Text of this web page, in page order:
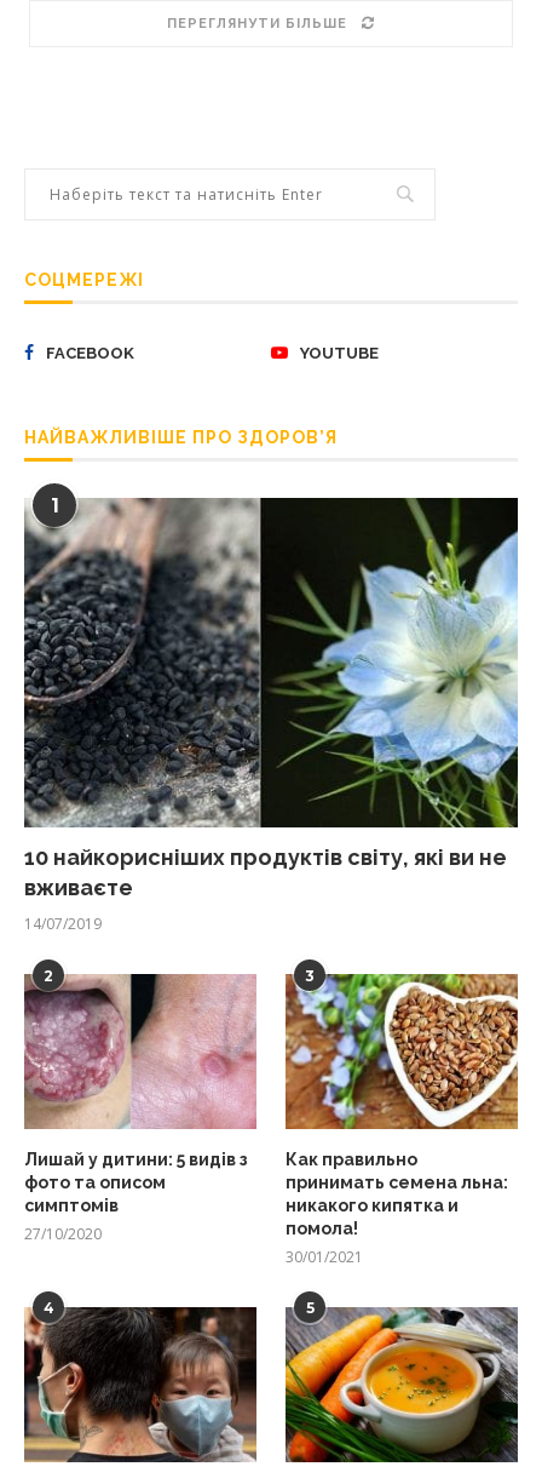
ПЕРЕГЛЯНУТИ БІЛЬШЕ
СОЦМЕРЕЖІ
FACEBOOK YOUTUBE
НАЙВАЖЛИВІШЕ ПРО ЗДОРОВ’Я
1
10 найкорисніших продуктів світу, які ви не
вживаєте
14/07/2019
2
Лишай у дитини: 5 видів з
фото та описом
симптомів
27/10/2020
3
Как правильно
принимать семена льна:
никакого кипятка и
помола!
30/01/2021
4 5